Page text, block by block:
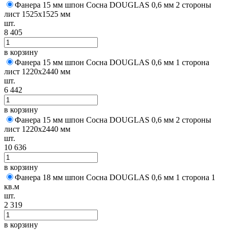
Фанера 15 мм шпон Сосна DOUGLAS 0,6 мм 2 стороны
лист 1525х1525 мм
шт.
8 405
в корзину
Фанера 15 мм шпон Сосна DOUGLAS 0,6 мм 1 сторона
лист 1220х2440 мм
шт.
6 442
в корзину
Фанера 15 мм шпон Сосна DOUGLAS 0,6 мм 2 стороны
лист 1220х2440 мм
шт.
10 636
в корзину
Фанера 18 мм шпон Сосна DOUGLAS 0,6 мм 1 сторона 1
кв.м
шт.
2 319
в корзину